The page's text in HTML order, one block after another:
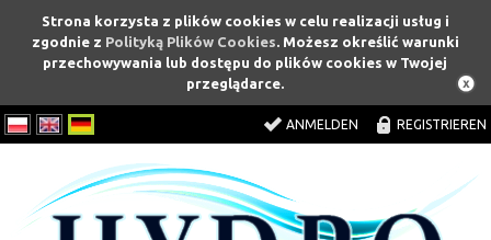
Strona korzysta z plików cookies w celu realizacji usług i
zgodnie z Polityką Plików Cookies. Możesz określić warunki
przechowywania lub dostępu do plików cookies w Twojej
przeglądarce.
ANMELDEN REGISTRIEREN